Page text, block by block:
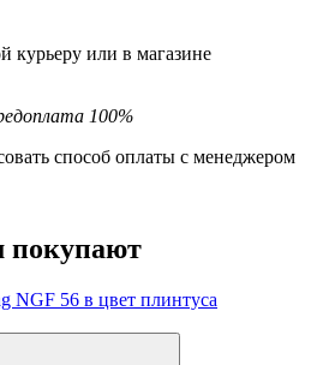
курьеру или в магазине
100%
способ оплаты с менеджером
покупают